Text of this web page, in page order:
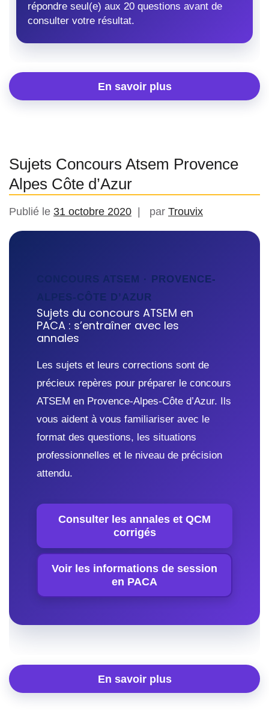
répondre seul(e) aux 20 questions avant de
consulter votre résultat.
En savoir plus
Sujets Concours Atsem Provence
Alpes Côte d’Azur
Publié le 31 octobre 2020 par Trouvix
CONCOURS ATSEM · PROVENCE-
ALPES-CÔTE D’AZUR
Sujets du concours ATSEM en
PACA : s’entraîner avec les
annales
Les sujets et leurs corrections sont de
précieux repères pour préparer le concours
ATSEM en Provence-Alpes-Côte d’Azur. Ils
vous aident à vous familiariser avec le
format des questions, les situations
professionnelles et le niveau de précision
attendu.
Consulter les annales et QCM
corrigés
Voir les informations de session
en PACA
En savoir plus